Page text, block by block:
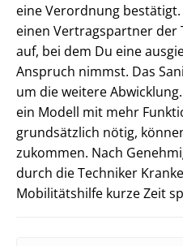
eine Verordnung
einen Vertragspartner der
auf, bei dem Du eine
Anspruch nimmst. Das
um die weitere
ein Modell mit mehr
grundsätzlich nötig,
zukommen. Nach
durch die Techniker
Mobilitätshilfe kurze Zeit